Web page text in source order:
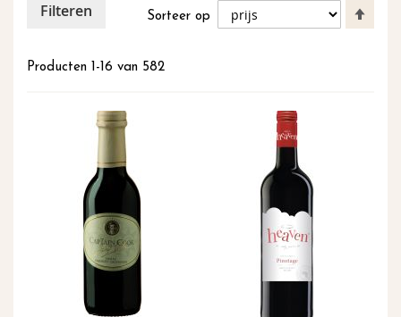
Producten 1-16 van 582
Sorteer op
hoog
Filteren